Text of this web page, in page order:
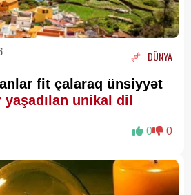
DÜNYA
fit çalaraq ünsiyyət
unikal dil
0 0